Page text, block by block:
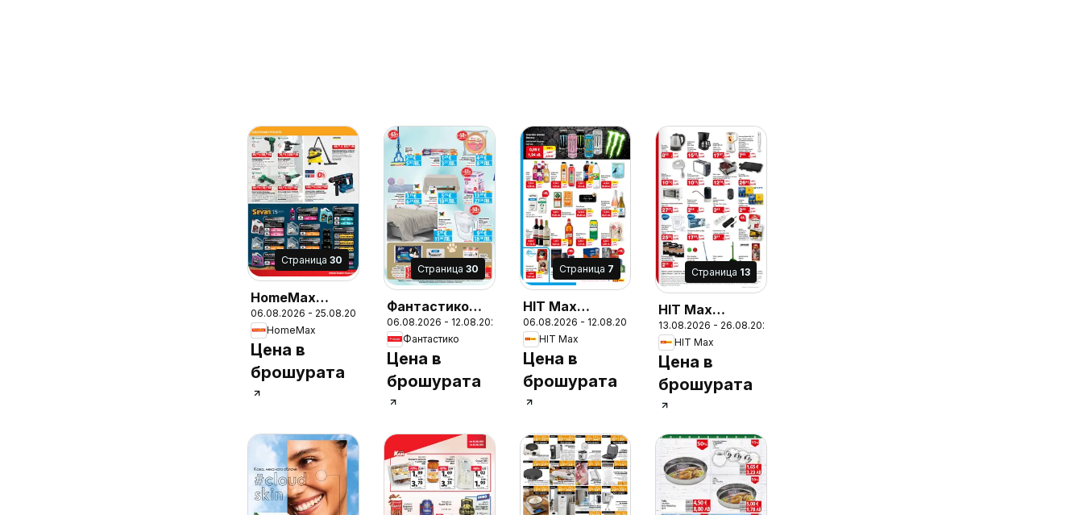
Cтраница 30
HomeMax
брошура
06.08.2026 - 25.08.2026
HomeMax
Цена в
брошурата
Cтраница 30
Фантастико
Седмична
брошура
06.08.2026 - 12.08.2026
Фантастико
Цена в
брошурата
Cтраница 7
HIT Max
брошура
06.08.2026 - 12.08.2026
HIT Max
Цена в
брошурата
Cтраница 13
HIT Max
брошура
13.08.2026 - 26.08.2026
HIT Max
Цена в
брошурата